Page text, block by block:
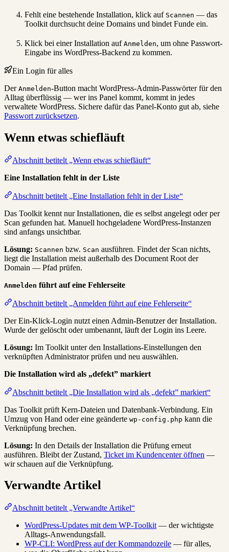
Fehlt eine bestehende Installation, klick auf Scannen — das
Toolkit durchsucht deine Domains und bindet Funde ein.
Klick bei einer Installation auf Anmelden, um ohne Passwort-
Eingabe ins WordPress-Backend zu kommen.
Ein Login für alles
Der Anmelden-Button macht WordPress-Admin-Passwörter für den
Alltag überflüssig — wer ins Panel kommt, kommt in jedes
verwaltete WordPress. Sichere dafür das Panel-Konto gut ab, siehe
Passwort zurücksetzen.
Wenn etwas schiefläuft
Abschnitt betitelt „Wenn etwas schiefläuft“
Eine Installation fehlt in der Liste
Abschnitt betitelt „Eine Installation fehlt in der Liste“
Das Toolkit kennt nur Installationen, die es selbst angelegt oder per
Scan gefunden hat. Manuell hochgeladene WordPress-Instanzen
sind anfangs unsichtbar.
Lösung: Scannen bzw. Scan ausführen. Findet der Scan nichts,
liegt die Installation meist außerhalb des Document Root der
Domain — Pfad prüfen.
Anmelden führt auf eine Fehlerseite
Abschnitt betitelt „Anmelden führt auf eine Fehlerseite“
Der Ein-Klick-Login nutzt einen Admin-Benutzer der Installation.
Wurde der gelöscht oder umbenannt, läuft der Login ins Leere.
Lösung: Im Toolkit unter den Installations-Einstellungen den
verknüpften Administrator prüfen und neu auswählen.
Die Installation wird als „defekt” markiert
Abschnitt betitelt „Die Installation wird als „defekt” markiert“
Das Toolkit prüft Kern-Dateien und Datenbank-Verbindung. Ein
Umzug von Hand oder eine geänderte wp-config.php kann die
Verknüpfung brechen.
Lösung: In den Details der Installation die Prüfung erneut
ausführen. Bleibt der Zustand, Ticket im Kundencenter öffnen —
wir schauen auf die Verknüpfung.
Verwandte Artikel
Abschnitt betitelt „Verwandte Artikel“
WordPress-Updates mit dem WP-Toolkit — der wichtigste
Alltags-Anwendungsfall.
WP-CLI: WordPress auf der Kommandozeile — für alles,